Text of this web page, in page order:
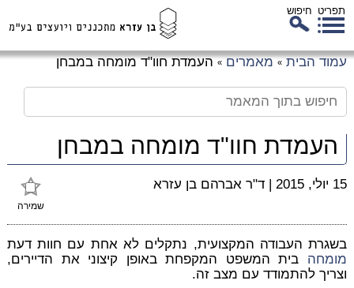
תפריט חיפוש
עמוד הבית » מאמרים » העמדת חוו"ד מומחה במבחן
העמדת חוו"ד מומחה במבחן
שמירה
15 יולי, 2015 | ד"ר אברהם בן עזרא
בשגרת העבודה המקצועית, נתקלים לא אחת עם חוות דעת
מומחה בית המשפט המקפחת באופן קיצוני את הדיירים,
וצריך להתמודד עם מצב זה.